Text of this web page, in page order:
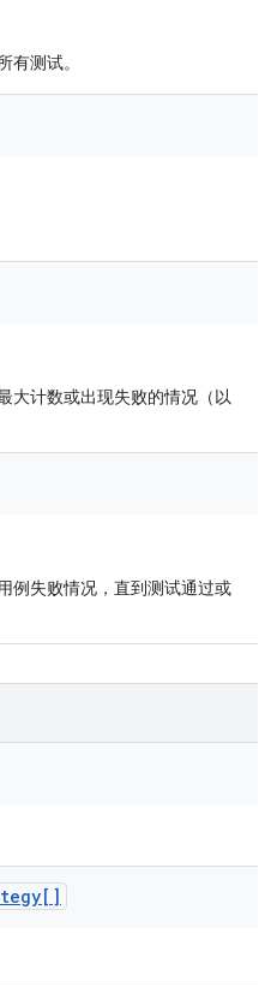
有测试。
大计数或出现失败的情况（以
例失败情况，直到测试通过或